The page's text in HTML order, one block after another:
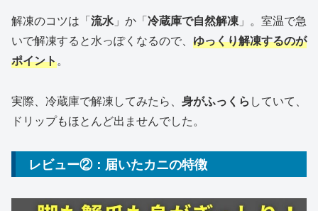
解凍のコツは「流水 」か「冷蔵庫で自然解凍」。室温で急
いで解凍すると水っぽくなるので、 ゆっくり解凍するのが
ポイント。
実際、冷蔵庫で解凍してみたら、 身がふっくら していて、
ドリップもほとんど出ませんでした。
レビュー②：届いたカニの特徴